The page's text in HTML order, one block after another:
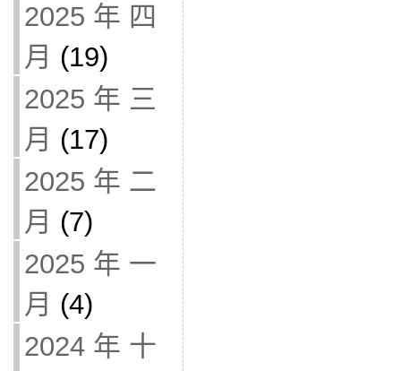
2025 年 四
月 (19)
2025 年 三
月 (17)
2025 年 二
月 (7)
2025 年 一
月 (4)
2024 年 十